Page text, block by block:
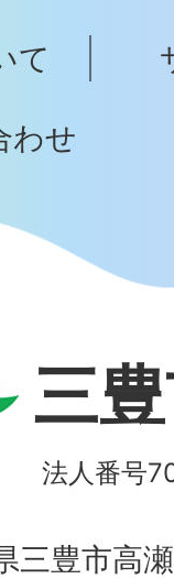
へ
て
わせ
三
法人番号
三豊市高